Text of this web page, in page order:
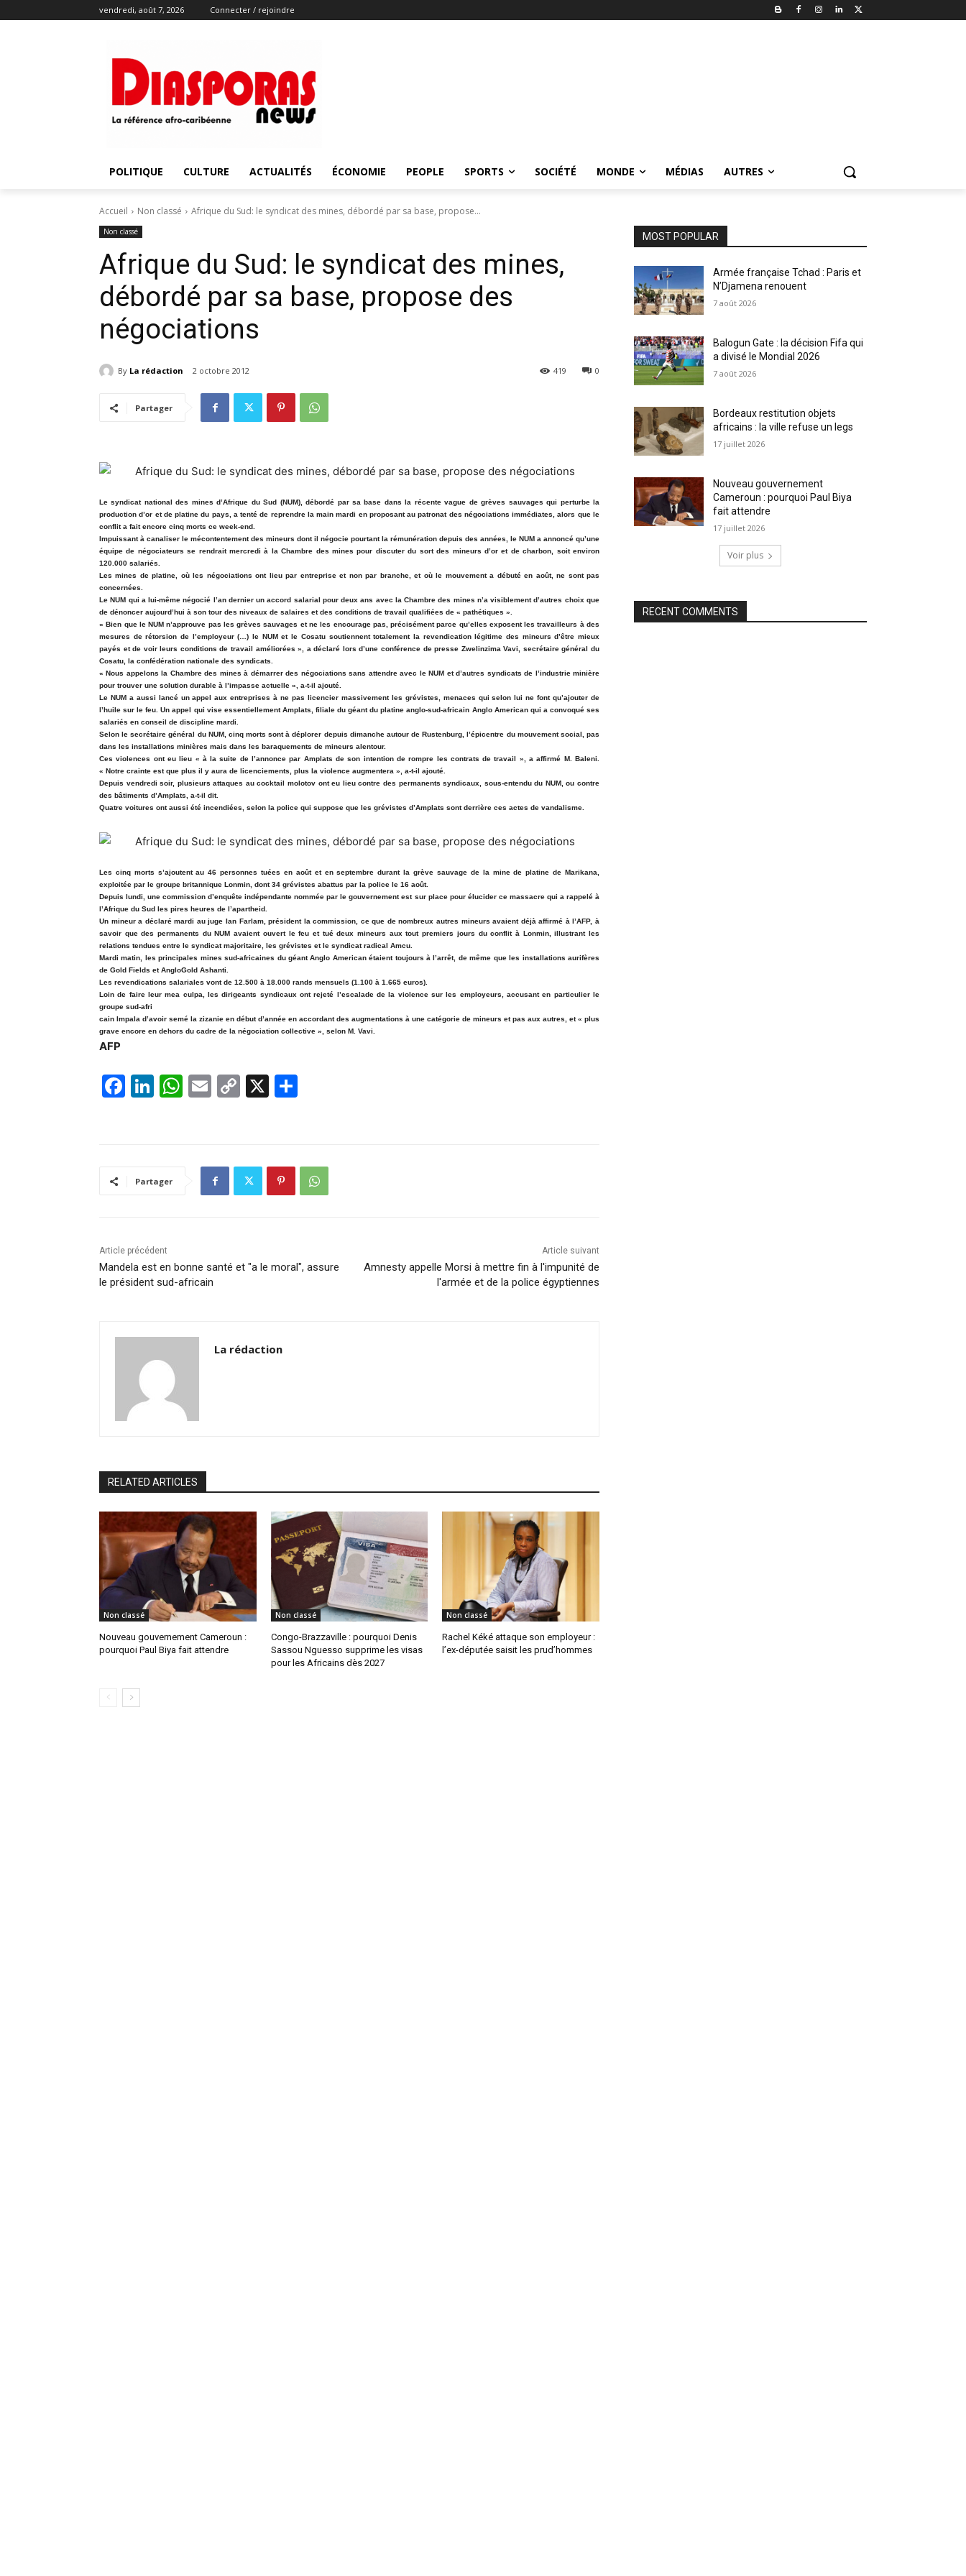
vendredi, août 7, 2026 Connecter / rejoindre
POLITIQUE CULTURE ACTUALITÉS ÉCONOMIE PEOPLE SPORTS SOCIÉTÉ MONDE MÉDIAS AUTRES
Accueil Non classé Afrique du Sud: le syndicat des mines, débordé par sa base, propose...
Non classé
Afrique du Sud: le syndicat des mines,
débordé par sa base, propose des
négociations
By La rédaction 2 octobre 2012 0
419
Partager
Le syndicat national des mines d’Afrique du Sud (NUM), débordé par sa base dans la récente vague de grèves sauvages qui perturbe la
production d’or et de platine du pays, a tenté de reprendre la main mardi en proposant au patronat des négociations immédiates, alors que le
conflit a fait encore cinq morts ce week-end.
Impuissant à canaliser le mécontentement des mineurs dont il négocie pourtant la rémunération depuis des années, le NUM a annoncé qu’une
équipe de négociateurs se rendrait mercredi à la Chambre des mines pour discuter du sort des mineurs d’or et de charbon, soit environ
120.000 salariés.
Les mines de platine, où les négociations ont lieu par entreprise et non par branche, et où le mouvement a débuté en août, ne sont pas
concernées.
Le NUM qui a lui-même négocié l’an dernier un accord salarial pour deux ans avec la Chambre des mines n’a visiblement d’autres choix que
de dénoncer aujourd’hui à son tour des niveaux de salaires et des conditions de travail qualifiées de « pathétiques ».
« Bien que le NUM n’approuve pas les grèves sauvages et ne les encourage pas, précisément parce qu’elles exposent les travailleurs à des
mesures de rétorsion de l’employeur (…) le NUM et le Cosatu soutiennent totalement la revendication légitime des mineurs d’être mieux
payés et de voir leurs conditions de travail améliorées », a déclaré lors d’une conférence de presse Zwelinzima Vavi, secrétaire général du
Cosatu, la confédération nationale des syndicats.
« Nous appelons la Chambre des mines à démarrer des négociations sans attendre avec le NUM et d’autres syndicats de l’industrie minière
pour trouver une solution durable à l’impasse actuelle », a-t-il ajouté.
Le NUM a aussi lancé un appel aux entreprises à ne pas licencier massivement les grévistes, menaces qui selon lui ne font qu’ajouter de
l’huile sur le feu. Un appel qui vise essentiellement Amplats, filiale du géant du platine anglo-sud-africain Anglo American qui a convoqué ses
salariés en conseil de discipline mardi.
Selon le secrétaire général du NUM, cinq morts sont à déplorer depuis dimanche autour de Rustenburg, l’épicentre du mouvement social, pas
dans les installations minières mais dans les baraquements de mineurs alentour.
Ces violences ont eu lieu « à la suite de l’annonce par Amplats de son intention de rompre les contrats de travail », a affirmé M. Baleni.
« Notre crainte est que plus il y aura de licenciements, plus la violence augmentera », a-t-il ajouté.
Depuis vendredi soir, plusieurs attaques au cocktail molotov ont eu lieu contre des permanents syndicaux, sous-entendu du NUM, ou contre
des bâtiments d’Amplats, a-t-il dit.
Quatre voitures ont aussi été incendiées, selon la police qui suppose que les grévistes d’Amplats sont derrière ces actes de vandalisme.
Les cinq morts s’ajoutent au 46 personnes tuées en août et en septembre durant la grève sauvage de la mine de platine de Marikana,
exploitée par le groupe britannique Lonmin, dont 34 grévistes abattus par la police le 16 août.
Depuis lundi, une commission d’enquête indépendante nommée par le gouvernement est sur place pour élucider ce massacre qui a rappelé à
l’Afrique du Sud les pires heures de l’apartheid.
Un mineur a déclaré mardi au juge Ian Farlam, président la commission, ce que de nombreux autres mineurs avaient déjà affirmé à l’AFP, à
savoir que des permanents du NUM avaient ouvert le feu et tué deux mineurs aux tout premiers jours du conflit à Lonmin, illustrant les
relations tendues entre le syndicat majoritaire, les grévistes et le syndicat radical Amcu.
Mardi matin, les principales mines sud-africaines du géant Anglo American étaient toujours à l’arrêt, de même que les installations aurifères
de Gold Fields et AngloGold Ashanti.
Les revendications salariales vont de 12.500 à 18.000 rands mensuels (1.100 à 1.665 euros).
Loin de faire leur mea culpa, les dirigeants syndicaux ont rejeté l’escalade de la violence sur les employeurs, accusant en particulier le
groupe sud-afri
cain Impala d’avoir semé la zizanie en début d’année en accordant des augmentations à une catégorie de mineurs et pas aux autres, et « plus
grave encore en dehors du cadre de la négociation collective », selon M. Vavi.
AFP
F
b
k
Li
dI
W E
C
Li
n
X
er
Partager
Article précédent
Mandela est en bonne santé et "a le moral", assure
le président sud-africain
Article suivant
Amnesty appelle Morsi à mettre fin à l'impunité de
l'armée et de la police égyptiennes
La rédaction
RELATED ARTICLES
Non classé
Nouveau gouvernement Cameroun :
pourquoi Paul Biya fait attendre
Non classé
Congo-Brazzaville : pourquoi Denis
Sassou Nguesso supprime les visas
pour les Africains dès 2027
Non classé
Rachel Kéké attaque son employeur :
l’ex-députée saisit les prud’hommes
MOST POPULAR
Armée française Tchad : Paris et
N’Djamena renouent
7 août 2026
Balogun Gate : la décision Fifa qui
a divisé le Mondial 2026
7 août 2026
Bordeaux restitution objets
africains : la ville refuse un legs
17 juillet 2026
Nouveau gouvernement
Cameroun : pourquoi Paul Biya
fait attendre
17 juillet 2026
Voir plus
RECENT COMMENTS